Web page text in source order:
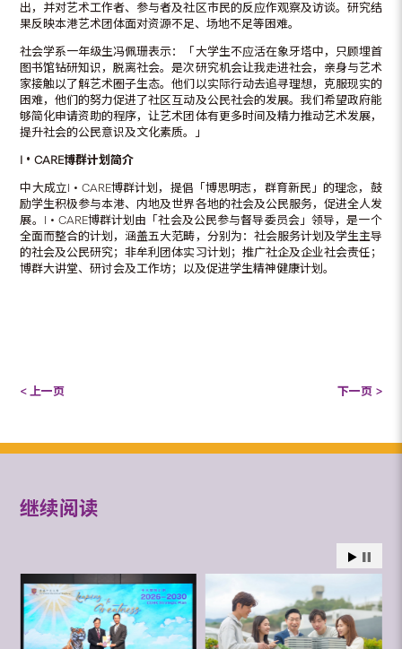
出，并对艺术工作者、参与者及社区市民的反应作观察及访谈。研究结
果反映本港艺术团体面对资源不足、场地不足等困难。
社会学系一年级生冯佩珊表示：「大学生不应活在象牙塔中，只顾埋首
图书馆钻研知识，脱离社会。是次研究机会让我走进社会，亲身与艺术
家接触以了解艺术圈子生态。他们以实际行动去追寻理想，克服现实的
困难，他们的努力促进了社区互动及公民社会的发展。我们希望政府能
够简化申请资助的程序，让艺术团体有更多时间及精力推动艺术发展，
提升社会的公民意识及文化素质。」
I ‧CARE博群计划简介
中大成立I‧CARE博群计划，提倡「博思明志，群育新民」的理念，鼓
励学生积极参与本港、内地及世界各地的社会及公民服务，促进全人发
展。I‧CARE博群计划由「社会及公民参与督导委员会」领导，是一个
全面而整合的计划，涵盖五大范畴，分别为：社会服务计划及学生主导
的社会及公民研究；非牟利团体实习计划；推广社企及企业社会责任；
博群大讲堂、研讨会及工作坊；以及促进学生精神健康计划。
< 上一页 下一页 >
继续阅读